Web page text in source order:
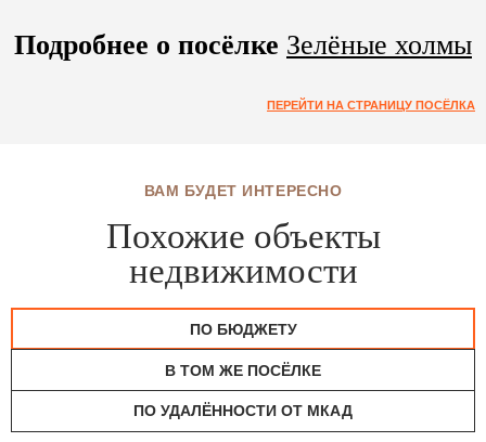
Подробнее о посёлке Зелёные холмы
ПЕРЕЙТИ НА СТРАНИЦУ ПОСЁЛКА
ВАМ БУДЕТ ИНТЕРЕСНО
Похожие объекты
недвижимости
ПО БЮДЖЕТУ
В ТОМ ЖЕ ПОСЁЛКЕ
ПО УДАЛЁННОСТИ ОТ МКАД